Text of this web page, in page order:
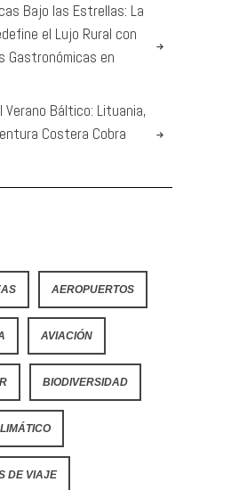
Bajo las Estrellas: La
el Lujo Rural con
Gastronómicas en
Verano Báltico: Lituania,
Costera Cobra
AEROPUERTOS
AVIACIÓN
BIODIVERSIDAD
DE VIAJE